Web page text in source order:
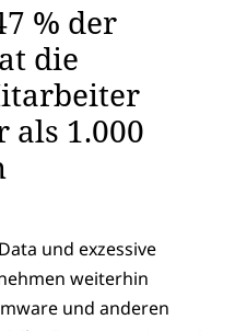
% der
die
1.000
und exzessive
weiterhin
und anderen